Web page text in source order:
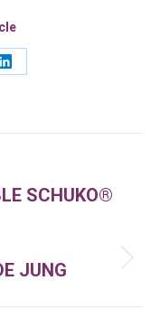
Share
SCHUKO®
JUNG